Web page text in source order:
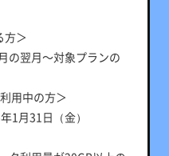
ポイント最大
ポイント最大
/PayPayカード公式スト
方＞
の翌月～対象プランの
用中の方＞
1月31日（金）